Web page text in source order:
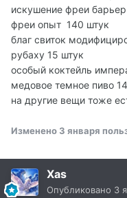
искушение фреи
фреи опыт 140 штук
благ свиток
рубаху 15 штук
особый коктейль
медовое темное пиво
на другие вещи тоже
Изменено 3 января
Xas
Опубликовано 3